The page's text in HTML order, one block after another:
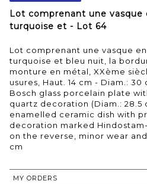
Lot comprenant une vasque
turquoise et - Lot 64
Lot comprenant une vasque
turquoise et bleu nuit, la
monture en métal, XXème
usures, Haut. 14 cm - Diam.: 30
Bosch glass porcelain plate
quartz decoration (Diam.: 28.5
enamelled ceramic dish with
decoration marked
on the reverse, minor wear
MY ORDERS